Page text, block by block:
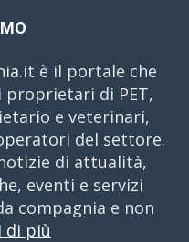
è il portale che
proprietari di PET,
e veterinari,
del settore.
di attualità,
eventi e servizi
compagnia e non
di più